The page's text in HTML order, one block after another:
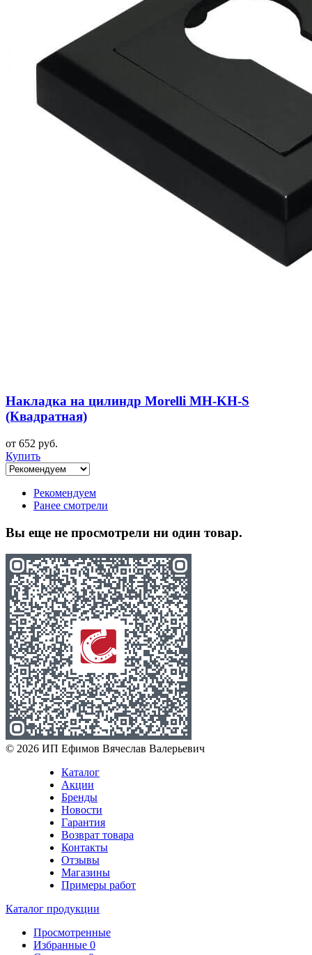
Накладка на цилиндр Morelli MH-KH-S
(Квадратная)
от 652 руб.
Купить
Рекомендуем
Ранее смотрели
Вы еще не просмотрели ни один товар.
© 2026 ИП Ефимов Вячеслав Валерьевич
Каталог
Акции
Бренды
Новости
Гарантия
Возврат товара
Контакты
Отзывы
Магазины
Примеры работ
Каталог продукции
Просмотренные
Избранные 0